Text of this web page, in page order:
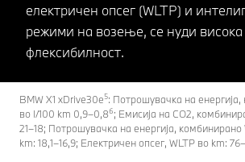
електричен опсег (WLTP) и
режими на возење, се нуди висока
флексибилност.
BMW X1 xDrive30e5: Потрошувачка на
во l/100 km 0,9–0,86; Емисија на CO2,
21–18; Потрошувачка на енергија, комбинирано
km: 18,1–16,9; Електричен опсег, WLTP во km: